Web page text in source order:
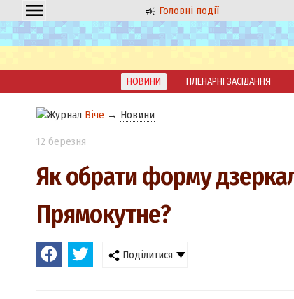
Головні події
НОВИНИ ПЛЕНАРНІ ЗАСІДАННЯ
Віче → Новини
12 березня
Як обрати форму
Прямокутне?
Поділитися